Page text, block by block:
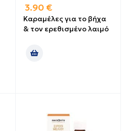
3.90 €
Καραμέλες για το βήχα
& τον ερεθισμένο λαιμό